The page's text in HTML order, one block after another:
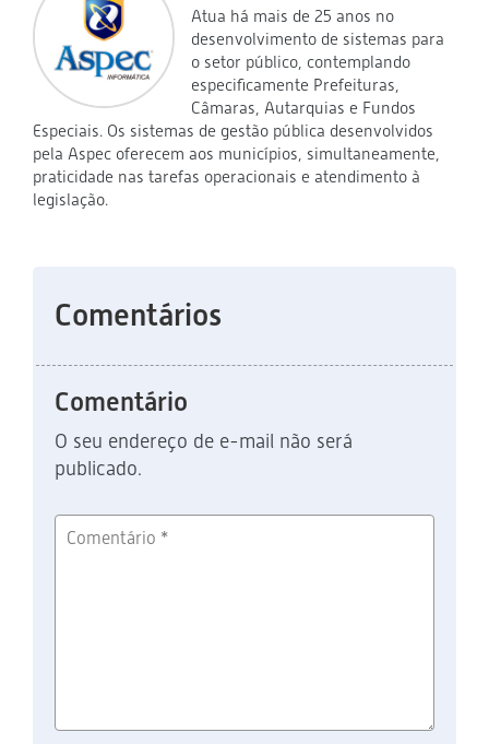
Atua há mais de 25 anos no
desenvolvimento de sistemas para
o setor público, contemplando
especificamente Prefeituras,
Câmaras, Autarquias e Fundos
Especiais. Os sistemas de gestão pública desenvolvidos
pela Aspec oferecem aos municípios, simultaneamente,
praticidade nas tarefas operacionais e atendimento à
legislação.
Comentários
Comentário
O seu endereço de e-mail não será
publicado.